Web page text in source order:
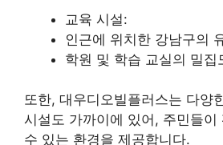
교육 시설:
인근에 위치한 강남구의
학원 및 학습 교실의 밀집
또한, 대우디오빌플러스는 다양
시설도 가까이에 있어, 주민들이
수 있는 환경을 제공합니다.